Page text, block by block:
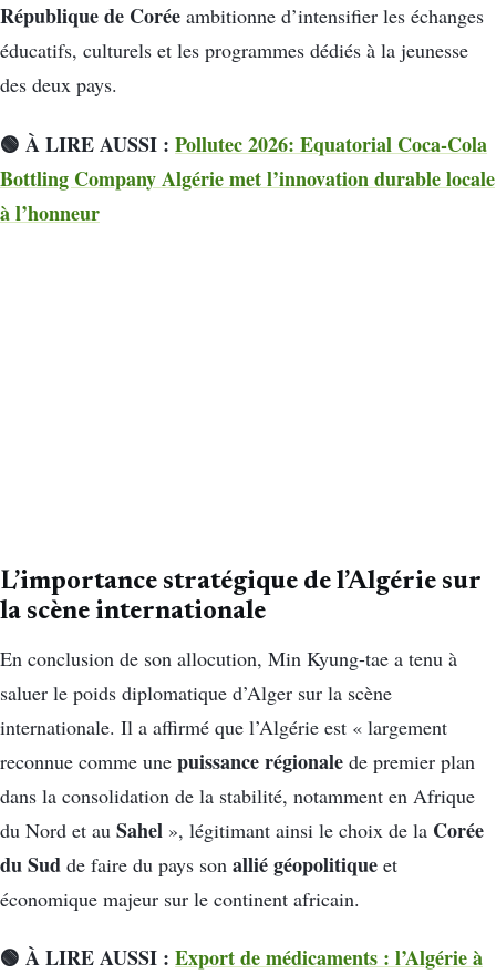
République de Corée ambitionne d’intensifier les échanges
éducatifs, culturels et les programmes dédiés à la jeunesse
des deux pays.
🟢 À LIRE AUSSI : Pollutec 2026: Equatorial Coca-Cola
Bottling Company Algérie met l’innovation durable locale
à l’honneur
L’importance stratégique de l’Algérie sur
la scène internationale
En conclusion de son allocution, Min Kyung-tae a tenu à
saluer le poids diplomatique d’Alger sur la scène
internationale. Il a affirmé que l’Algérie est « largement
reconnue comme une puissance régionale de premier plan
dans la consolidation de la stabilité, notamment en Afrique
du Nord et au Sahel », légitimant ainsi le choix de la Corée
du Sud de faire du pays son allié géopolitique et
économique majeur sur le continent africain.
🟢 À LIRE AUSSI : Export de médicaments : l’Algérie à